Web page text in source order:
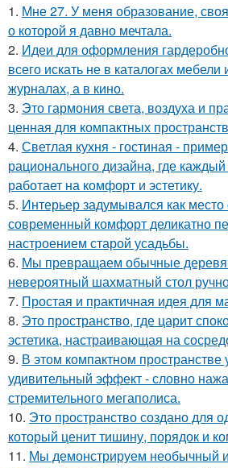
1. Мне 27. У меня образование,
о которой я давно мечтала.
2. Идеи для оформления
всего искать не в каталогах
журналах, а в кино.
3. Это гармония света, воздуха и
ценная для компактных
4. Светлая кухня - гостиная -
рационального дизайна, где
работает на комфорт и эстетику.
5. Интерьер задумывался как место
современный комфорт деликатно
настроением старой усадьбы.
6. Мы превращаем обычные
невероятный шахматный стол
7. Простая и практичная идея для
8. Это пространство, где царит
эстетика, настраивающая на
9. В этом компактном пространстве
удивительный эффект - словно
стремительного мегаполиса.
10. Это пространство создано для
который ценит тишину, порядок и
11. Мы демонстрируем необычный